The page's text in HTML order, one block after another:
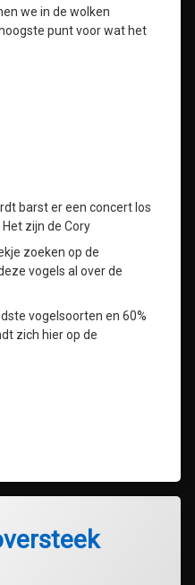
we in de wolken
punt voor wat het
barst er een concert los
zijn de Cory
zoeken op de
vogels al over de
vogelsoorten en 60%
zich hier op de